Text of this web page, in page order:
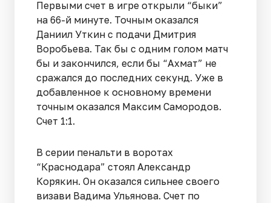
Первыми счет в игре открыли “быки”
на 66-й минуте. Точным оказался
Даниил Уткин с подачи Дмитрия
Воробьева. Так бы с одним голом матч
бы и закончился, если бы “Ахмат” не
сражался до последних секунд. Уже в
добавленное к основному времени
точным оказался Максим Самородов.
Счет 1:1.
В серии пенальти в воротах
“Краснодара” стоял Александр
Корякин. Он оказался сильнее своего
визави Вадима Ульянова. Счет по